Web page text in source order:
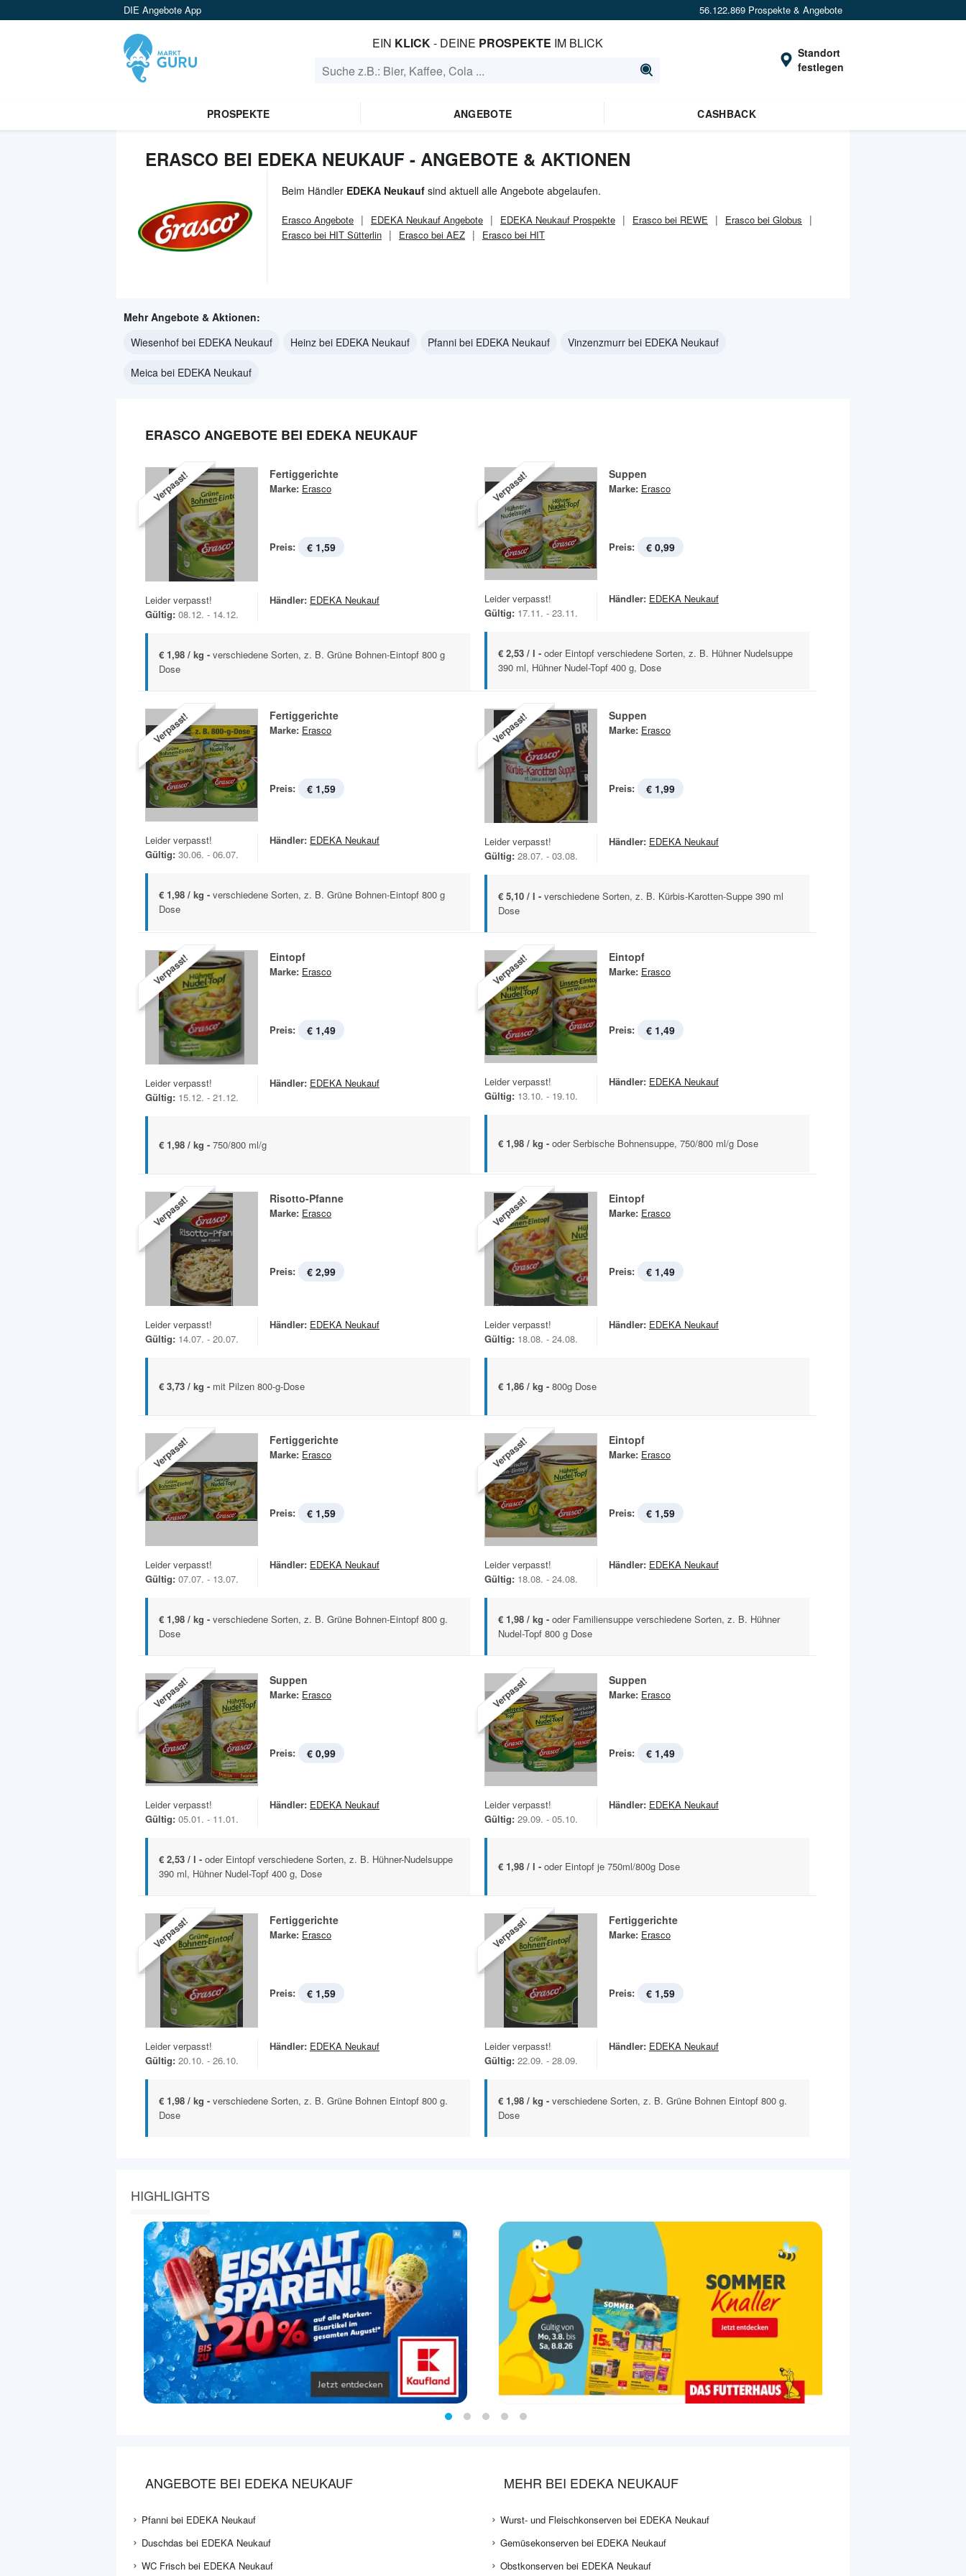
DIE Angebote App 56.122.869 Prospekte & Angebote
EIN KLICK- DEINE PROSPEKTE IM BLICK
Standort
festlegen
PROSPEKTE ANGEBOTE CASHBACK
ERASCO BEI EDEKA NEUKAUF - ANGEBOTE & AKTIONEN
Beim Händler EDEKA Neukauf sind aktuell alle Angebote abgelaufen.
Erasco Angebote EDEKA Neukauf Angebote EDEKA Neukauf Prospekte Erasco bei REWE
Erasco bei Globus
Erasco bei HIT Sütterlin
Erasco bei AEZ Erasco bei HIT
Mehr Angebote & Aktionen:
Wiesenhof bei EDEKA Neukauf
Heinz bei EDEKA Neukauf Pfanni bei EDEKA Neukauf Vinzenzmurr bei EDEKA Neukauf
Meica bei EDEKA Neukauf
ERASCO ANGEBOTE BEI EDEKA NEUKAUF
Verpasst! Fertiggerichte
Marke: Erasco
Preis: € 1,59
Leider verpasst!
Gültig: 08.12. - 14.12.
Händler: EDEKA Neukauf
€ 1,98 / kg - verschiedene Sorten, z. B. Grüne Bohnen-Eintopf 800 g
Dose
Verpasst! Suppen
Marke: Erasco
Preis: € 0,99
Leider verpasst!
Gültig: 17.11. - 23.11.
Händler: EDEKA Neukauf
€ 2,53 / l - oder Eintopf verschiedene Sorten, z. B. Hühner Nudelsuppe
390 ml, Hühner Nudel-Topf 400 g, Dose
Verpasst! Fertiggerichte
Marke: Erasco
Preis: € 1,59
Leider verpasst!
Gültig: 30.06. - 06.07.
Händler: EDEKA Neukauf
€ 1,98 / kg - verschiedene Sorten, z. B. Grüne Bohnen-Eintopf 800 g
Dose
Verpasst! Suppen
Marke: Erasco
Preis: € 1,99
Leider verpasst!
Gültig: 28.07. - 03.08.
Händler: EDEKA Neukauf
€ 5,10 / l - verschiedene Sorten, z. B. Kürbis-Karotten-Suppe 390 ml
Dose
Verpasst! Eintopf
Marke: Erasco
Preis: € 1,49
Leider verpasst!
Gültig: 15.12. - 21.12.
Händler: EDEKA Neukauf
€ 1,98 / kg - 750/800 ml/g
Verpasst! Eintopf
Marke: Erasco
Preis: € 1,49
Leider verpasst!
Gültig: 13.10. - 19.10.
Händler: EDEKA Neukauf
€ 1,98 / kg - oder Serbische Bohnensuppe, 750/800 ml/g Dose
Verpasst! Risotto-Pfanne
Marke: Erasco
Preis: € 2,99
Leider verpasst!
Gültig: 14.07. - 20.07.
Händler: EDEKA Neukauf
€ 3,73 / kg - mit Pilzen 800-g-Dose
Verpasst! Eintopf
Marke: Erasco
Preis: € 1,49
Leider verpasst!
Gültig: 18.08. - 24.08.
Händler: EDEKA Neukauf
€ 1,86 / kg - 800g Dose
Verpasst! Fertiggerichte
Marke: Erasco
Preis: € 1,59
Leider verpasst!
Gültig: 07.07. - 13.07.
Händler: EDEKA Neukauf
€ 1,98 / kg - verschiedene Sorten, z. B. Grüne Bohnen-Eintopf 800 g.
Dose
Verpasst! Eintopf
Marke: Erasco
Preis: € 1,59
Leider verpasst!
Gültig: 18.08. - 24.08.
Händler: EDEKA Neukauf
€ 1,98 / kg - oder Familiensuppe verschiedene Sorten, z. B. Hühner
Nudel-Topf 800 g Dose
Verpasst! Suppen
Marke: Erasco
Preis: € 0,99
Leider verpasst!
Gültig: 05.01. - 11.01.
Händler: EDEKA Neukauf
€ 2,53 / l - oder Eintopf verschiedene Sorten, z. B. Hühner-Nudelsuppe
390 ml, Hühner Nudel-Topf 400 g, Dose
Verpasst! Suppen
Marke: Erasco
Preis: € 1,49
Leider verpasst!
Gültig: 29.09. - 05.10.
Händler: EDEKA Neukauf
€ 1,98 / l - oder Eintopf je 750ml/800g Dose
Verpasst! Fertiggerichte
Marke: Erasco
Preis: € 1,59
Leider verpasst!
Gültig: 20.10. - 26.10.
Händler: EDEKA Neukauf
€ 1,98 / kg - verschiedene Sorten, z. B. Grüne Bohnen Eintopf 800 g.
Dose
Verpasst! Fertiggerichte
Marke: Erasco
Preis: € 1,59
Leider verpasst!
Gültig: 22.09. - 28.09.
Händler: EDEKA Neukauf
€ 1,98 / kg - verschiedene Sorten, z. B. Grüne Bohnen Eintopf 800 g.
Dose
HIGHLIGHTS
ANGEBOTE BEI EDEKA NEUKAUF
Pfanni bei EDEKA Neukauf
Duschdas bei EDEKA Neukauf
WC Frisch bei EDEKA Neukauf
MEHR BEI EDEKA NEUKAUF
Wurst- und Fleischkonserven bei EDEKA Neukauf
Gemüsekonserven bei EDEKA Neukauf
Obstkonserven bei EDEKA Neukauf